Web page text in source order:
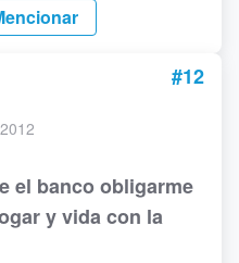
#12
el banco obligarme
y vida con la